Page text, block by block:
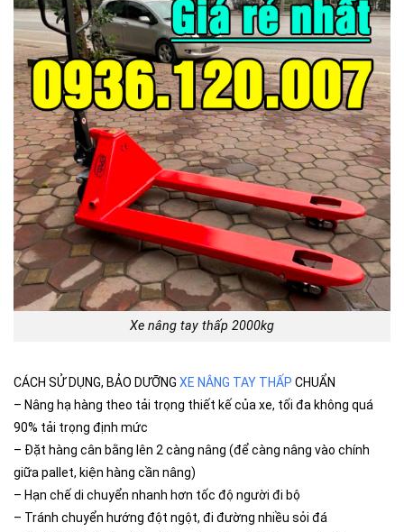
Xe nâng tay thấp 2000kg
CÁCH SỬ DỤNG, BẢO DƯỠNG XE NÂNG TAY THẤP CHUẨN
– Nâng hạ hàng theo tải trọng thiết kế của xe, tối đa không quá
90% tải trọng định mức
– Đặt hàng cân bằng lên 2 càng nâng (để càng nâng vào chính
giữa pallet, kiện hàng cần nâng)
– Hạn chế di chuyển nhanh hơn tốc độ người đi bộ
– Tránh chuyển hướng đột ngột, đi đường nhiều sỏi đá